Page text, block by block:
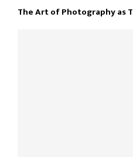
The Art of Photography as